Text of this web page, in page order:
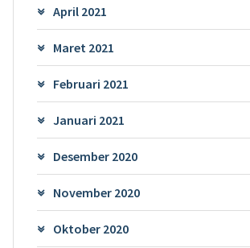
April 2021
Maret 2021
Februari 2021
Januari 2021
Desember 2020
November 2020
Oktober 2020